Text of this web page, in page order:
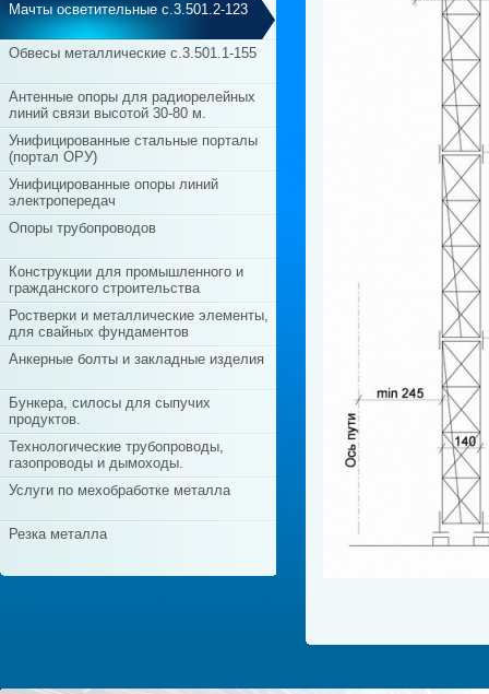
Мачты осветительные с.3.501.2-123
Обвесы металлические с.3.501.1-155
Антенные опоры для радиорелейных
линий связи высотой 30-80 м.
Унифицированные стальные порталы
(портал ОРУ)
Унифицированные опоры линий
электропередач
Опоры трубопроводов
Конструкции для промышленного и
гражданского строительства
Ростверки и металлические элементы,
для свайных фундаментов
Анкерные болты и закладные изделия
Бункера, силосы для сыпучих
продуктов.
Технологические трубопроводы,
газопроводы и дымоходы.
Услуги по мехобработке металла
Резка металла